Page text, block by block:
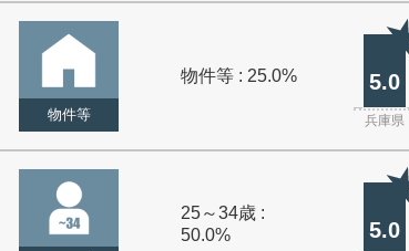
物件等
物件等 : 25.0% 5.0
兵庫県
25～34歳 :
50.0%
5.0